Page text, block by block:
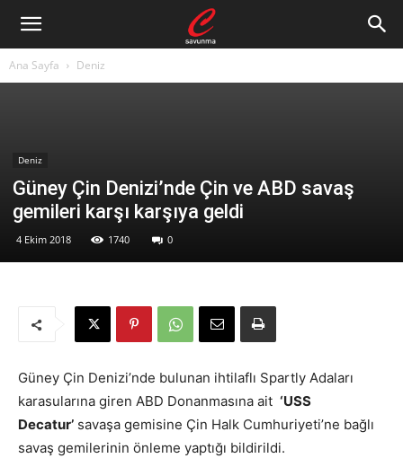
Ana Sayfa Deniz
Deniz
Güney Çin Denizi’nde Çin ve ABD savaş
gemileri karşı karşıya geldi
4 Ekim 2018 1740 0
Güney Çin Denizi’nde bulunan ihtilaflı Spartly Adaları
karasularına giren ABD Donanmasına ait ‘USS
Decatur’ savaşa gemisine Çin Halk Cumhuriyeti’ne bağlı
savaş gemilerinin önleme yaptığı bildirildi.